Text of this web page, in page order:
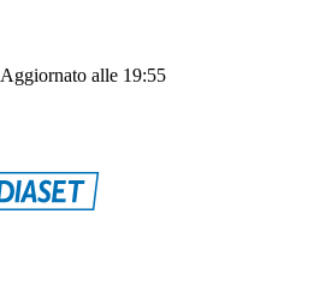
Aggiornato alle 19:55